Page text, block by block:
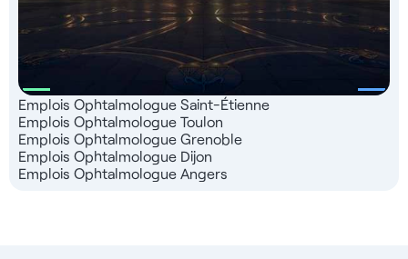
Emplois Ophtalmologue Saint-Étienne
Emplois Ophtalmologue Toulon
Emplois Ophtalmologue Grenoble
Emplois Ophtalmologue Dijon
Emplois Ophtalmologue Angers